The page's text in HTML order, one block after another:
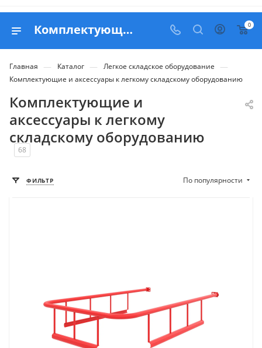
Комплектующие и аксессуары к легкому складскому оборудованию, купить в Belapex 0
Главная — Каталог — Легкое складское оборудование —
Комплектующие и аксессуары к легкому складскому оборудованию
Комплектующие и
аксессуары к легкому
складскому оборудованию
68
ФИЛЬТР По популярности